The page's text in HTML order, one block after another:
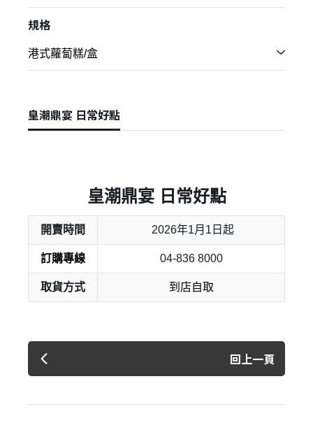
會員登入
規格
皇潮鼎宴 日常好點
皇潮鼎宴 日常好點
開賣時間 2026年1月1日起
訂購專線 04-836 8000
取貨方式 到店自取
回上一頁